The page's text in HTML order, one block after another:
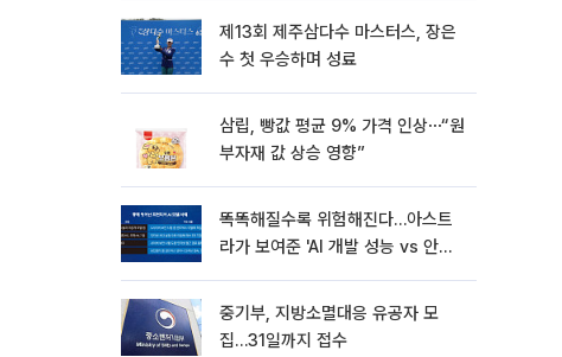
뷰]
제13회 제주삼다수 마스터스, 장은
수 첫 우승하며 성료
삼립, 빵값 평균 9% 가격 인상⋯“원
부자재 값 상승 영향”
똑똑해질수록 위험해진다…아스트
라가 보여준 'AI 개발 성능 vs 안전
중기부, 지방소멸대응 유공자 모
집…31일까지 접수